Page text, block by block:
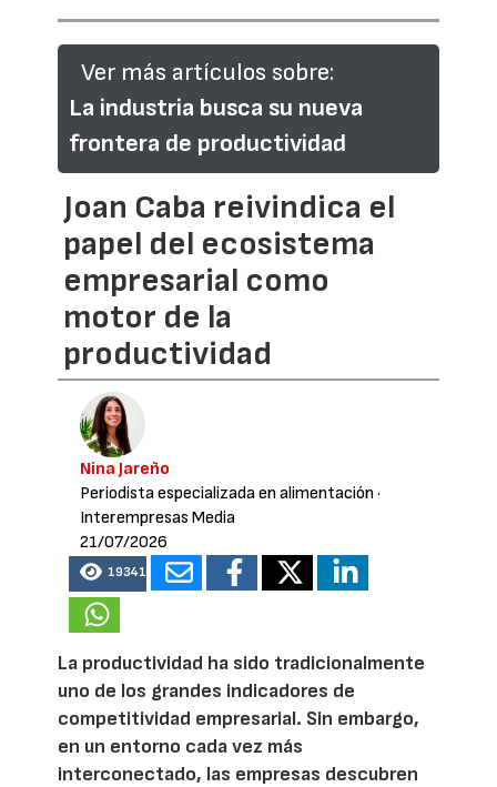
Ver más artículos sobre:
La industria busca su nueva
frontera de productividad
Joan Caba reivindica el
papel del ecosistema
empresarial como
motor de la
productividad
Nina Jareño
Periodista especializada en alimentación ·
Interempresas Media
21/07/2026
19341
La productividad ha sido tradicionalmente
uno de los grandes indicadores de
competitividad empresarial. Sin embargo,
en un entorno cada vez más
interconectado, las empresas descubren